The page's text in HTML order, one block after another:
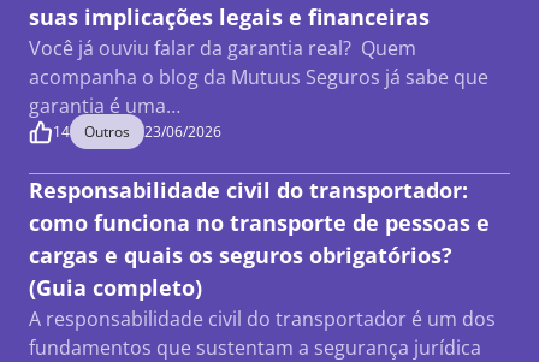
suas implicações legais e financeiras
Você já ouviu falar da garantia real? Quem
acompanha o blog da Mutuus Seguros já sabe que
garantia é uma…
14 Outros 23/06/2026
Responsabilidade civil do transportador:
como funciona no transporte de pessoas e
cargas e quais os seguros obrigatórios?
(Guia completo)
A responsabilidade civil do transportador é um dos
fundamentos que sustentam a segurança jurídica